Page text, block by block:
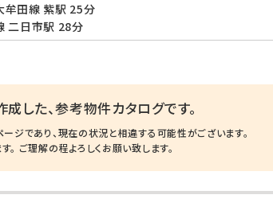
牟田線 紫駅 25分
二日市駅 28分
した、参考物件カタログです。
ジであり、現在の状況と相違する可能性がございます。
ご理解の程よろしくお願い致します。